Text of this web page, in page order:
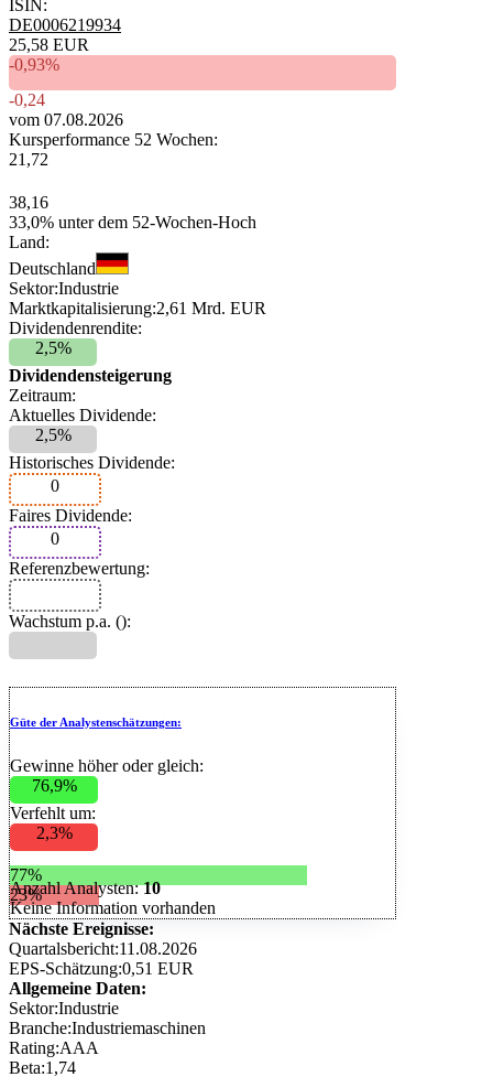
ISIN:
DE0006219934
25,58 EUR
-0,93%
-0,24
vom 07.08.2026
Kursperformance 52 Wochen:
21,72
38,16
33,0% unter dem 52-Wochen-Hoch
Land:
Deutschland
Sektor:Industrie
Marktkapitalisierung:2,61 Mrd. EUR
Dividendenrendite:
2,5%
Dividendensteigerung
Zeitraum:
Aktuelles Dividende:
2,5%
Historisches Dividende:
0
Faires Dividende:
0
Referenzbewertung:
Wachstum p.a. ():
Güte der Analystenschätzungen:
Gewinne höher oder gleich:
76,9%
Verfehlt um:
2,3%
77%
23%
Anzahl Analysten:10
Keine Information vorhanden
Nächste Ereignisse:
Quartalsbericht:11.08.2026
EPS-Schätzung:0,51 EUR
Allgemeine Daten:
Sektor:Industrie
Branche:Industriemaschinen
Rating:AAA
Beta:1,74